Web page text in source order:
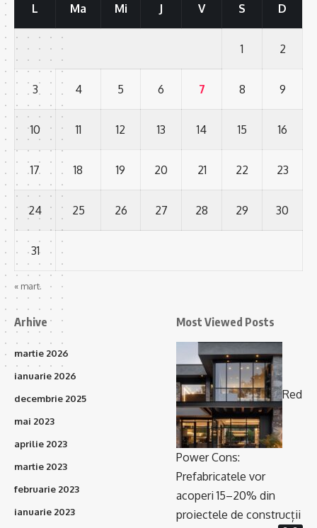
L Ma Mi J V S D
1 2
3 4 5 6 7 8 9
10 11 12 13 14 15 16
17 18 19 20 21 22 23
24 25 26 27 28 29 30
31
« mart.
Arhive
martie 2026
ianuarie 2026
decembrie 2025
mai 2023
aprilie 2023
martie 2023
februarie 2023
ianuarie 2023
Most Viewed Posts
Red
Power Cons:
Prefabricatele vor
acoperi 15–20% din
proiectele de construcții